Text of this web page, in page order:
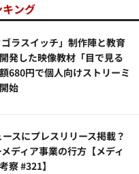
ング
ラスイッチ」制作陣と教育
発した映像教材「目で見る
680円で個人向けストリーミ
始
スにプレスリリース掲載？
ディア事業の行方【メディ
察 #321】